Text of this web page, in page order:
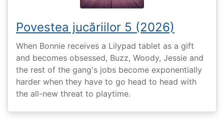
Povestea jucăriilor 5 (2026)
When Bonnie receives a Lilypad tablet as a gift
and becomes obsessed, Buzz, Woody, Jessie and
the rest of the gang's jobs become exponentially
harder when they have to go head to head with
the all-new threat to playtime.